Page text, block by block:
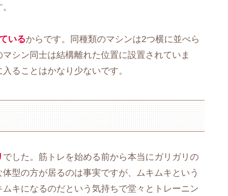
いるからです。同種類のマシンは2つ横に並べら
シン同士は結構離れた位置に設置されていま
ることはかなり少ないです。
でした。筋トレを始める前から本当にガリガリの
型の方が居るのは事実ですが、ムキムキという
キになるのだという気持ちで堂々とトレーニン